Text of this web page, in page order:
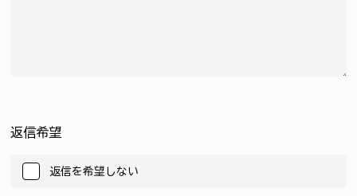
返信希望
返信を希望しない